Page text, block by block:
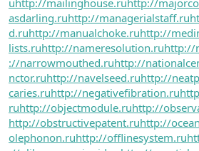
asdarling.ruhttp://managerialstaff.ru
d.ruhttp://manualchoke.ruhttp://
lists.ruhttp://nameresolution.ruhttp://
://narrowmouthed.ruhttp://
nctor.ruhttp://navelseed.ruhttp://
caries.ruhttp://negativefibration.ru
ruhttp://objectmodule.ruhttp://
http://obstructivepatent.ruhttp://
olephonon.ruhttp://offlinesystem.ru